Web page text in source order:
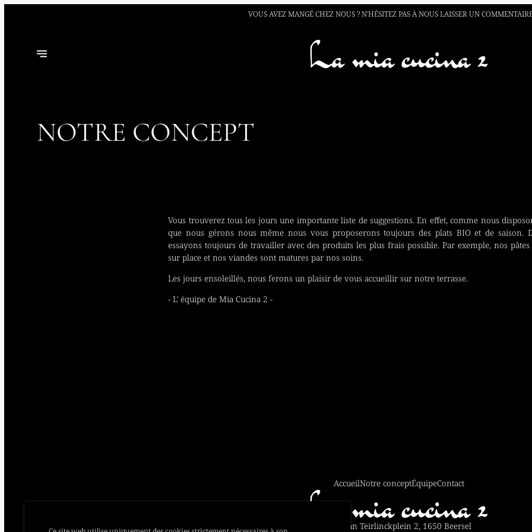
VOUS AVEZ MANGÉ CHEZ NOUS ? N'HÉSITEZ PAS À NOUSLAISSER UN
NOTRE CONCEPT
Vous trouverez tous les jours une importante liste de suggestions. En effet, comme nous
que nous gérons nous même nous vous proposerons toujours des plats BIO et de saison.
essayons toujours de travailler avec des produits les plus frais possible. Par exemple, nos
sur place et nos viandes sont matures par nos soins.
Les jours ensoleillés, nous ferons un plaisir de vous accueillir sur notre terrasse.
- L' équipe de Mia Cucina 2 -
AccueilNotre conceptÉquipeContact
Herman Teirlinckplein 2, 1650 Beersel